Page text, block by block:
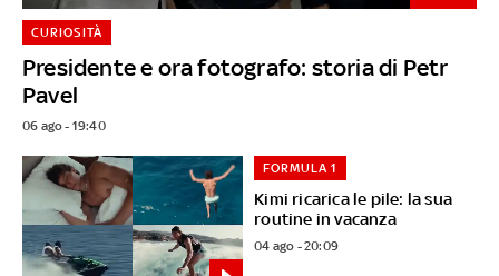
Presidente e ora fotografo: storia di Petr
Pavel
CURIOSITÀ
06 ago - 19:40
Kimi ricarica le pile: la sua
routine in vacanza
FORMULA 1
04 ago - 20:09